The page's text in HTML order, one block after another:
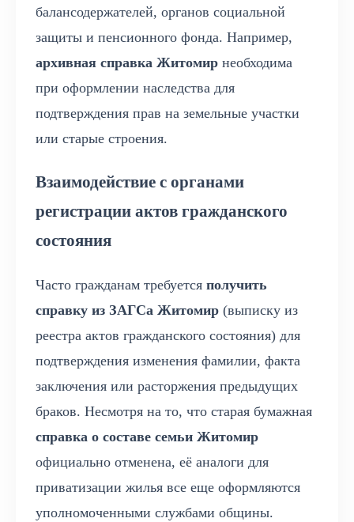
балансодержателей, органов социальной
защиты и пенсионного фонда. Например,
архивная справка Житомир необходима
при оформлении наследства для
подтверждения прав на земельные участки
или старые строения.
Взаимодействие с органами
регистрации актов гражданского
состояния
Часто гражданам требуется получить
справку из ЗАГСа Житомир (выписку из
реестра актов гражданского состояния) для
подтверждения изменения фамилии, факта
заключения или расторжения предыдущих
браков. Несмотря на то, что старая бумажная
справка о составе семьи Житомир
официально отменена, её аналоги для
приватизации жилья все еще оформляются
уполномоченными службами общины.